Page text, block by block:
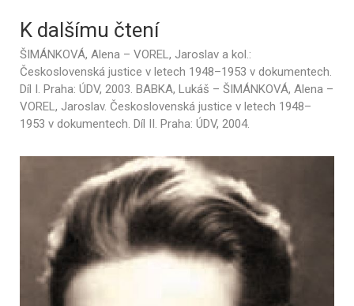
K dalšímu čtení
ŠIMÁNKOVÁ, Alena – VOREL, Jaroslav a kol.:
Československá justice v letech 1948–1953 v dokumentech.
Díl I. Praha: ÚDV, 2003. BABKA, Lukáš – ŠIMÁNKOVÁ, Alena –
VOREL, Jaroslav. Československá justice v letech 1948–
1953 v dokumentech. Díl II. Praha: ÚDV, 2004.